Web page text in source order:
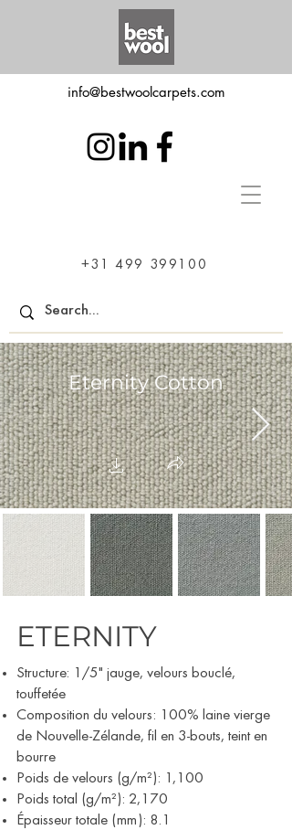
info@bestwoolcarpets.com
+31 499 399100
Eternity Cotton
ETERNITY
Structure: 1/5" jauge, velours bouclé,
touffetée
Composition du velours: 100% laine vierge
de Nouvelle-Zélande, fil en 3-bouts, teint en
bourre
Poids de velours (g/m²): 1,100
Poids total (g/m²): 2,170
Épaisseur totale (mm): 8.1